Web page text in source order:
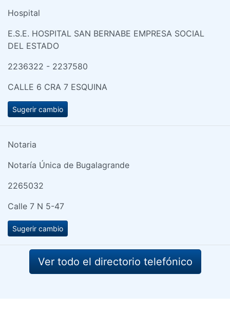
Hospital
E.S.E. HOSPITAL SAN BERNABE EMPRESA SOCIAL
DEL ESTADO
2236322 - 2237580
CALLE 6 CRA 7 ESQUINA
Sugerir cambio
Notaria
Notaría Única de Bugalagrande
2265032
Calle 7 N 5-47
Sugerir cambio
Ver todo el directorio telefónico